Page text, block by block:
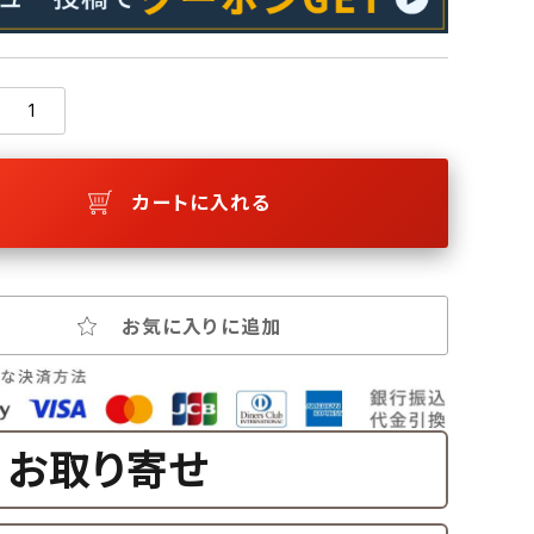
カートに入れる
お気に入りに追加
お取り寄せ